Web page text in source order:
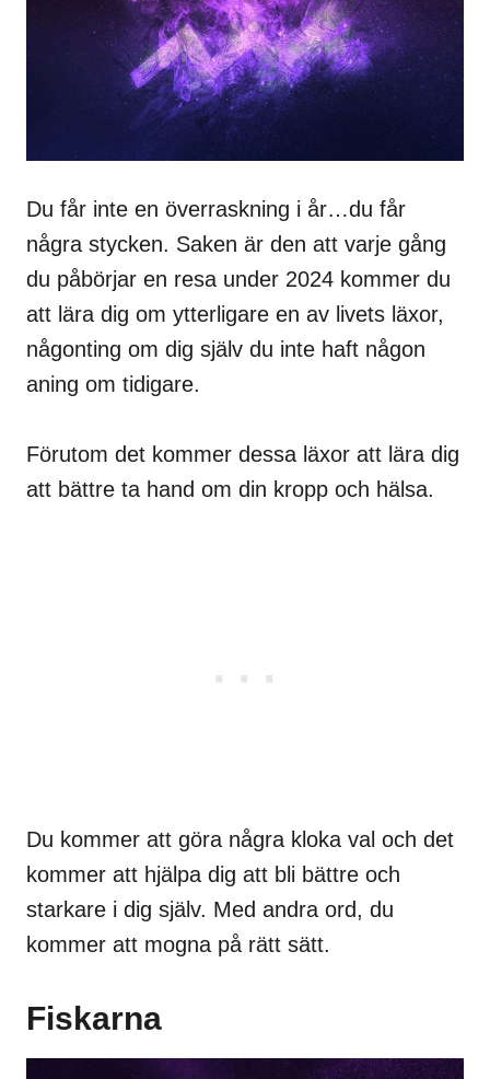
Du får inte en överraskning i år…du får
några stycken. Saken är den att varje gång
du påbörjar en resa under 2024 kommer du
att lära dig om ytterligare en av livets läxor,
någonting om dig själv du inte haft någon
aning om tidigare.
Förutom det kommer dessa läxor att lära dig
att bättre ta hand om din kropp och hälsa.
Du kommer att göra några kloka val och det
kommer att hjälpa dig att bli bättre och
starkare i dig själv. Med andra ord, du
kommer att mogna på rätt sätt.
Fiskarna